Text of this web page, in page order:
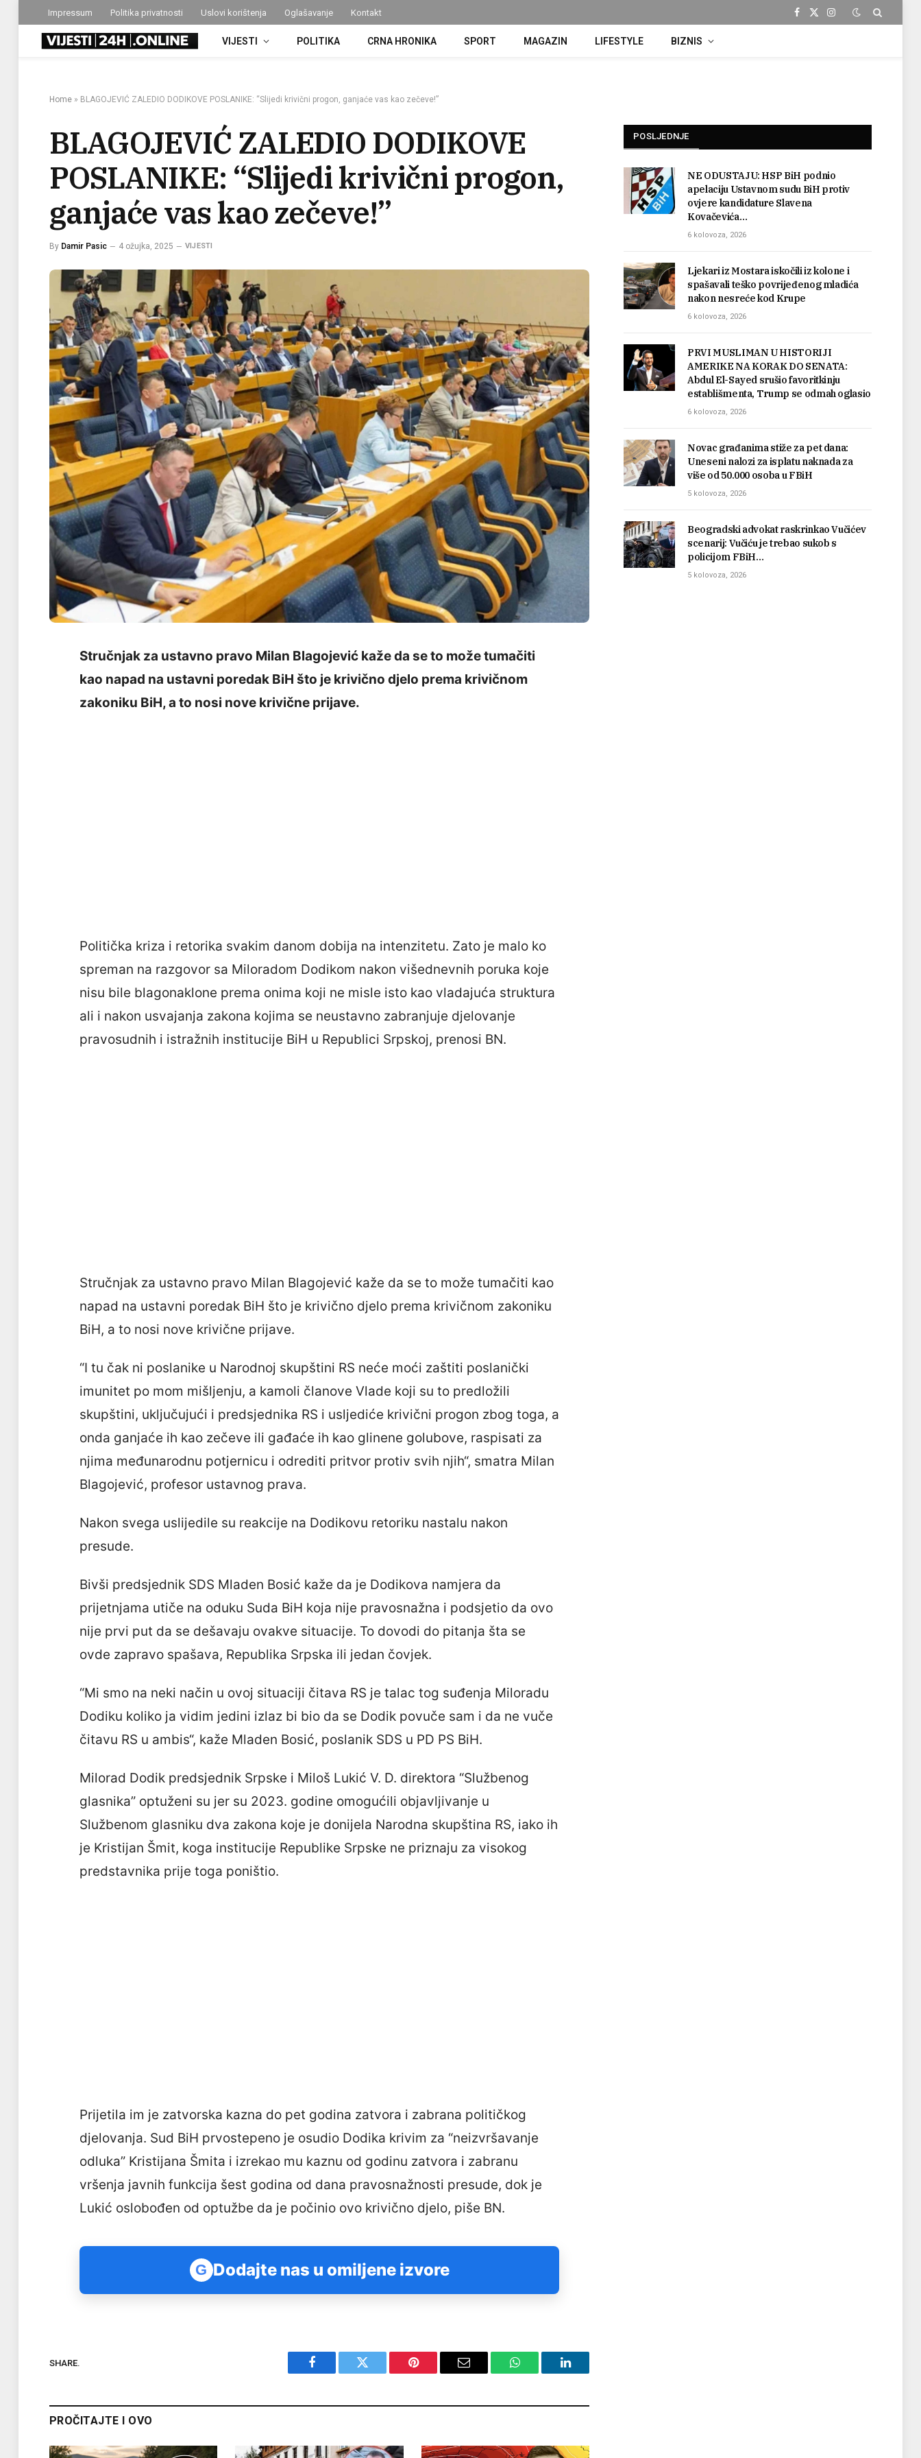
Impressum Politika privatnosti Uslovi korištenja Oglašavanje Kontakt
Facebook
X
Instagram
VIJESTI POLITIKA CRNA HRONIKA SPORT MAGAZIN LIFESTYLE BIZNIS
Home » BLAGOJEVIĆ ZALEDIO DODIKOVE POSLANIKE: “Slijedi krivični progon, ganjaće vas kao zečeve!”
BLAGOJEVIĆ ZALEDIO DODIKOVE
POSLANIKE: “Slijedi krivični progon,
ganjaće vas kao zečeve!”
By Damir Pasic 4 ožujka, 2025 VIJESTI
Stručnjak za ustavno pravo Milan Blagojević kaže da se to može tumačiti
kao napad na ustavni poredak BiH što je krivično djelo prema krivičnom
zakoniku BiH, a to nosi nove krivične prijave.
Politička kriza i retorika svakim danom dobija na intenzitetu. Zato je malo ko
spreman na razgovor sa Miloradom Dodikom nakon višednevnih poruka koje
nisu bile blagonaklone prema onima koji ne misle isto kao vladajuća struktura
ali i nakon usvajanja zakona kojima se neustavno zabranjuje djelovanje
pravosudnih i istražnih institucije BiH u Republici Srpskoj, prenosi BN.
Stručnjak za ustavno pravo Milan Blagojević kaže da se to može tumačiti kao
napad na ustavni poredak BiH što je krivično djelo prema krivičnom zakoniku
BiH, a to nosi nove krivične prijave.
“I tu čak ni poslanike u Narodnoj skupštini RS neće moći zaštiti poslanički
imunitet po mom mišljenju, a kamoli članove Vlade koji su to predložili
skupštini, uključujući i predsjednika RS i usljediće krivični progon zbog toga, a
onda ganjaće ih kao zečeve ili gađaće ih kao glinene golubove, raspisati za
njima međunarodnu potjernicu i odrediti pritvor protiv svih njih“, smatra Milan
Blagojević, profesor ustavnog prava.
Nakon svega uslijedile su reakcije na Dodikovu retoriku nastalu nakon
presude.
Bivši predsjednik SDS Mladen Bosić kaže da je Dodikova namjera da
prijetnjama utiče na oduku Suda BiH koja nije pravosnažna i podsjetio da ovo
nije prvi put da se dešavaju ovakve situacije. To dovodi do pitanja šta se
ovde zapravo spašava, Republika Srpska ili jedan čovjek.
“Mi smo na neki način u ovoj situaciji čitava RS je talac tog suđenja Miloradu
Dodiku koliko ja vidim jedini izlaz bi bio da se Dodik povuče sam i da ne vuče
čitavu RS u ambis“, kaže Mladen Bosić, poslanik SDS u PD PS BiH.
Milorad Dodik predsjednik Srpske i Miloš Lukić V. D. direktora “Službenog
glasnika” optuženi su jer su 2023. godine omogućili objavljivanje u
Službenom glasniku dva zakona koje je donijela Narodna skupština RS, iako ih
je Kristijan Šmit, koga institucije Republike Srpske ne priznaju za visokog
predstavnika prije toga poništio.
Prijetila im je zatvorska kazna do pet godina zatvora i zabrana političkog
djelovanja. Sud BiH prvostepeno je osudio Dodika krivim za “neizvršavanje
odluka” Kristijana Šmita i izrekao mu kaznu od godinu zatvora i zabranu
vršenja javnih funkcija šest godina od dana pravosnažnosti presude, dok je
Lukić oslobođen od optužbe da je počinio ovo krivično djelo, piše BN.
G Dodajte nas u omiljene izvore
SHARE.
Facebook Twitter Pinterest Email WhatsAppLinkedIn
PROČITAJTE I OVO
POSLJEDNJE
NE ODUSTAJU: HSP BiH podnio
apelaciju Ustavnom sudu BiH protiv
ovjere kandidature Slavena
Kovačevića…
6 kolovoza, 2026
Ljekari iz Mostara iskočili iz kolone i
spašavali teško povrijeđenog mladića
nakon nesreće kod Krupe
6 kolovoza, 2026
PRVI MUSLIMAN U HISTORIJI
AMERIKE NA KORAK DO SENATA:
Abdul El-Sayed srušio favoritkinju
establišmenta, Trump se odmah oglasio
6 kolovoza, 2026
Novac građanima stiže za pet dana:
Uneseni nalozi za isplatu naknada za
više od 50.000 osoba u FBiH
5 kolovoza, 2026
Beogradski advokat raskrinkao Vučićev
scenarij: Vučiću je trebao sukob s
policijom FBiH…
5 kolovoza, 2026